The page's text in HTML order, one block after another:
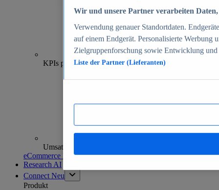
70+
KPIs pro Shop
Umsatzanalysen und -prognosen
eCommerce Insights entdecken
Research AI
Connect Neu
Produkt
Wir und unsere Partner verarbeiten
Verwendung genauer Standortdaten.
auf einem Endgerät. Personalisierte Werbung
Zielgruppenforschung sowie Entwicklung
Liste der Partner (Lieferanten)